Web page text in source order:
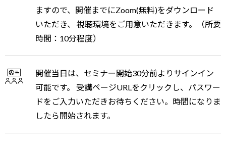
ますので、開催までにZoom(無料)をダウンロード
いただき、 視聴環境をご用意いただきます。（所要
時間：10分程度）
開催当日は、セミナー開始30分前よりサインイン
可能です。 受講ページURLをクリックし、パスワー
ドをご入力いただきお待ちください。時間になりま
したら開始されます。